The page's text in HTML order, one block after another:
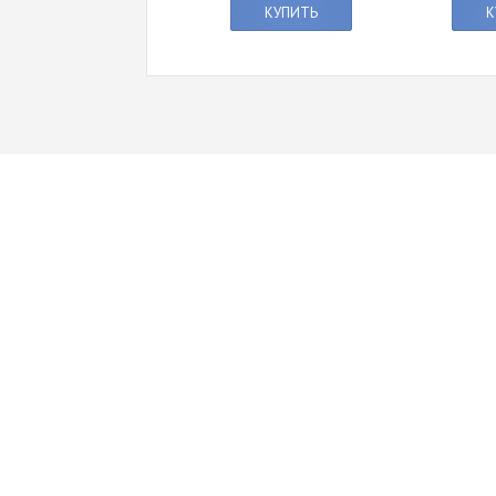
КУПИТЬ